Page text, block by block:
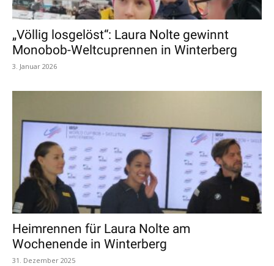
„Völlig losgelöst“: Laura Nolte gewinnt
Monobob-Weltcuprennen in Winterberg
3. Januar 2026
Heimrennen für Laura Nolte am
Wochenende in Winterberg
31. Dezember 2025